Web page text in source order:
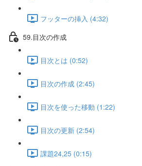
フッターの挿入 (4:32)
59.目次の作成
目次とは (0:52)
目次の作成 (2:45)
目次を使った移動 (1:22)
目次の更新 (2:54)
課題24,25 (0:15)